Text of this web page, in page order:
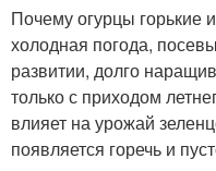
Почему огурцы горькие
холодная погода,
развитии, долго
только с приходом
влияет на урожай
появляется горечь и